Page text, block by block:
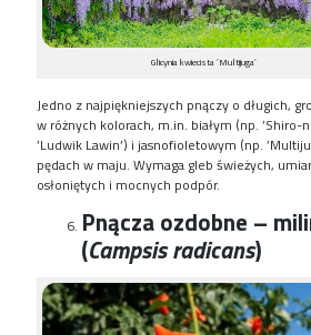
Glicynia kwiecista ’Multijuga’
Jedno z najpiękniejszych pnączy o długich,
w różnych kolorach, m.in. białym (np. ’Shiro-
’Ludwik Lawin’) i jasnofioletowym (np. ’
pędach w maju. Wymaga gleb świeżych,
osłoniętych i mocnych podpór.
Pnącza ozdobne –
(Campsis radicans)